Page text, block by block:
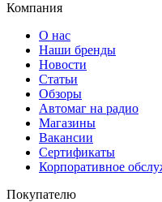
Компания
О нас
Наши бренды
Новости
Статьи
Обзоры
Автомаг на радио
Магазины
Вакансии
Сертификаты
Корпоративное
Покупателю